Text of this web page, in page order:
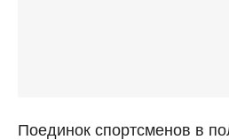
Поединок спортсменов в